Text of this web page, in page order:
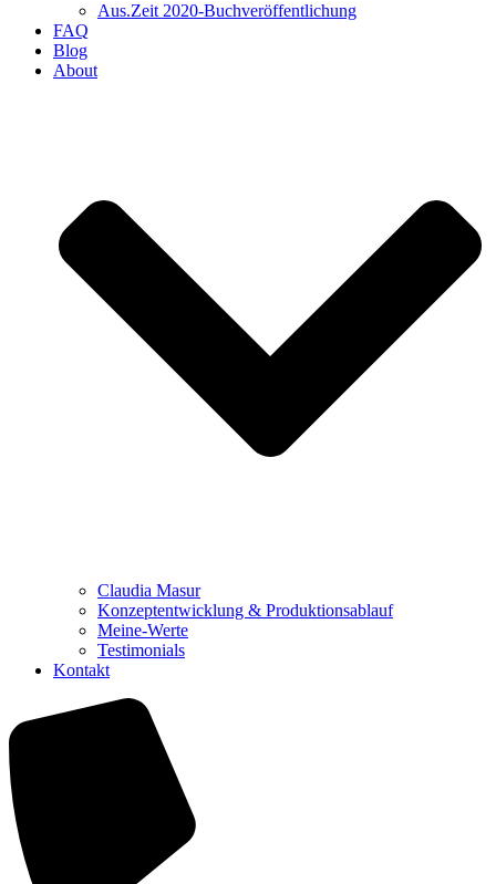
Aus.Zeit 2020-Buch­veröffentlichung
FAQ
Blog
About
Claudia Masur
Konzeptentwicklung & Produktionsablauf
Meine-Werte
Testimonials
Kontakt